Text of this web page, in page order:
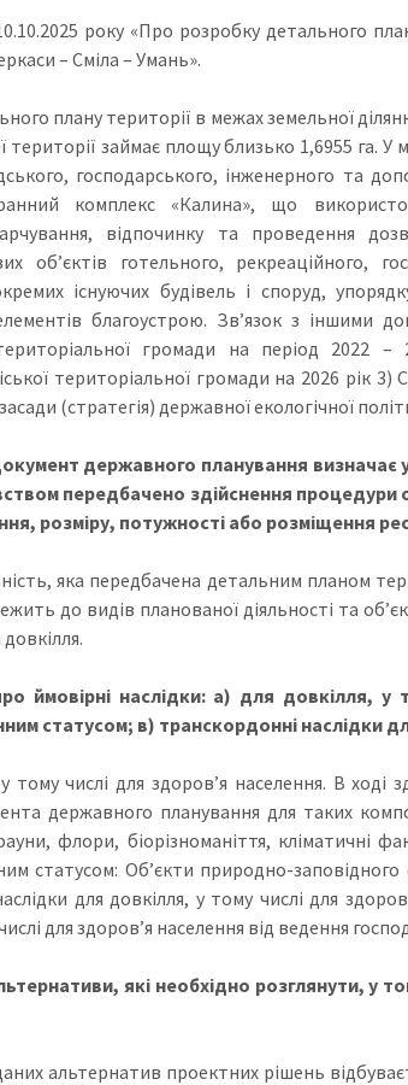
року «Про розробку детального
– Сміла – Умань».
плану території в межах земельної
території займає площу близько 1,6955 га.
господарського, інженерного та
комплекс «Калина», що
відпочинку та проведення
об’єктів готельного, рекреаційного,
існуючих будівель і споруд,
благоустрою. Зв’язок з іншими
громади на період 2022
територіальної громади на 2026 рік
(стратегія) державної екологічної
державного планування визначає
передбачено здійснення процедури
розміру, потужності або розміщення
яка передбачена детальним планом
до видів планованої діяльності та
ймовірні наслідки: а) для довкілля,
статусом; в) транскордонні наслідки
тому числі для здоров’я населення. В ході
державного планування для таких
флори, біорізноманіття, кліматичні
статусом: Об’єкти природно-
для довкілля, у тому числі для
для здоров’я населення від ведення
які необхідно розглянути, у
альтернатив проектних рішень